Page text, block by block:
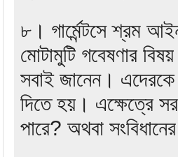
৮। গার্মেন্টসে শ্রম
মোটামুটি গবেষণার
সবাই জানেন।
দিতে হয়। এক্ষেত্রে
পারে? অথবা